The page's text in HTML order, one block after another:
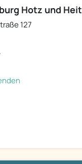
Hotz und
127